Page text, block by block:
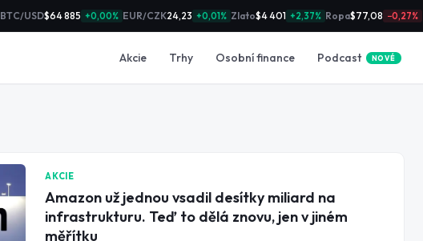
BTC/USD$64 885 +0,00% EUR/CZK24,23 +0,01% Zlato$4 401 +2,37% Ropa$77,08 −0,27%
Akcie Trhy Osobní finance Podcast NOVÉ
AKCIE
Amazon už jednou vsadil desítky miliard na
infrastrukturu. Teď to dělá znovu, jen v jiném
měřítku